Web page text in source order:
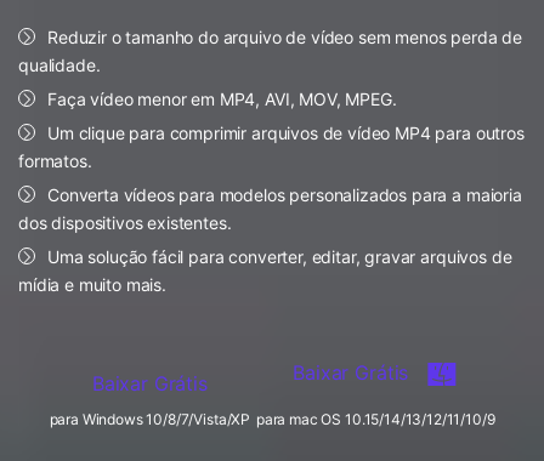
Suporte
AniSmall para Desktop
Aproveite recursos de conversão
poderosos e inteligentes.
Popular
IA Lab
Vídeo/Áudio
Ofertas Educacionais
Usuários educacionais desfrutam
Usuários de Redes Sociais
Ajuda
Guia
Como usar o Wondershare UniConverter? Aprenda o guia
passo a passo abaixo.
FAQs
Todas as informações que você precisa para usar o
UniConverter.
UniConverter.
Especificaciones Técnicas
Atualize para a V17
Pesquisar
Reduzir o tamanho do arquivo de vídeo sem menos perda de
qualidade.
Faça vídeo menor em MP4, AVI, MOV, MPEG.
Um clique para comprimir arquivos de vídeo MP4 para outros
formatos.
Converta vídeos para modelos personalizados para a maioria
dos dispositivos existentes.
Uma solução fácil para converter, editar, gravar arquivos de
mídia e muito mais.
Baixar Grátis
para Windows 10/8/7/Vista/XP
Baixar Grátis
para mac OS 10.15/14/13/12/11/10/9